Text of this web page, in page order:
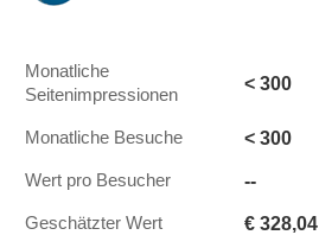
Monatliche
Seitenimpressionen
< 300
Monatliche Besuche < 300
Wert pro Besucher --
Geschätzter Wert € 328,04